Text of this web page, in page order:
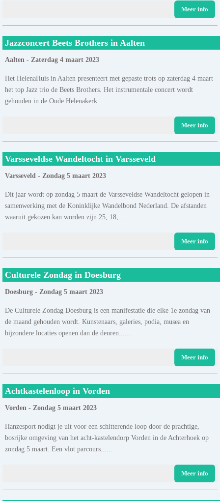
Meer info
Jazzconcert Beets Brothers in Aalten
Aalten - Zaterdag 4 maart 2023
Het HelenaHuis in Aalten presenteert met gepaste trots op zaterdag 4 maart
het top Jazz trio de Beets Brothers. Het instrumentale concert wordt
gehouden in de Oude Helenakerk.......
Meer info
Varsseveldse Wandeltocht in Varsseveld
Varsseveld - Zondag 5 maart 2023
Dit jaar wordt op zondag 5 maart de Varsseveldse Wandeltocht gelopen in
samenwerking met de Koninklijke Wandelbond Nederland. De afstanden
waaruit gekozen kan worden zijn 25, 18,......
Meer info
Culturele Zondag in Doesburg
Doesburg - Zondag 5 maart 2023
De Culturele Zondag Doesburg is een manifestatie die elke 1e zondag van
de maand gehouden wordt. Kunstenaars, galeries, podia, musea en
bijzondere locaties openen dan de deuren......
Meer info
Achtkastelenloop in Vorden
Vorden - Zondag 5 maart 2023
Hanzesport nodigt je uit voor een schitterende loop door de prachtige,
bosrijke omgeving van het acht-kastelendorp Vorden in de Achterhoek op
zondag 5 maart. Een vlot parcours......
Meer info